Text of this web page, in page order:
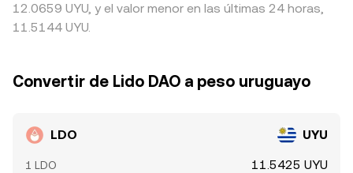
12.0659 UYU, y el valor menor en las últimas 24 horas,
11.5144 UYU.
Convertir de Lido DAO a peso uruguayo
LDO UYU
1 LDO 11.5425 UYU